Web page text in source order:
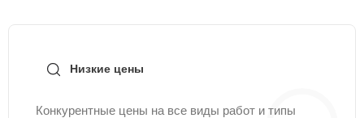
Низкие цены
Конкурентные цены на все виды работ и типы